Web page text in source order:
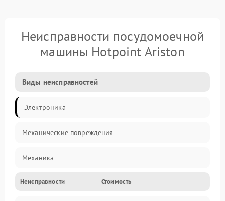
Неисправности посудомоечной
машины Hotpoint Ariston
Виды неисправностей
Электроника
Механические повреждения
Механика
Управление
Неисправности Стоимость